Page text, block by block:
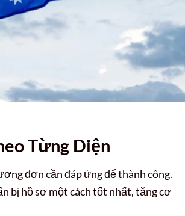
Từng Diện
đơn cần đáp ứng để thành công.
bị hồ sơ một cách tốt nhất, tăng cơ